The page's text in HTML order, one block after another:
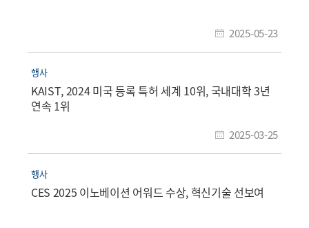
2025-05-23
행사
KAIST, 2024 미국 등록 특허 세계 10위, 국내대학 3년
연속 1위
2025-03-25
행사
CES 2025 이노베이션 어워드 수상, 혁신기술 선보여